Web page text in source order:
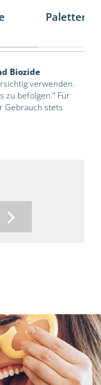
Biozide
verwenden.
zu befolgen.“ Für
Gebrauch stets